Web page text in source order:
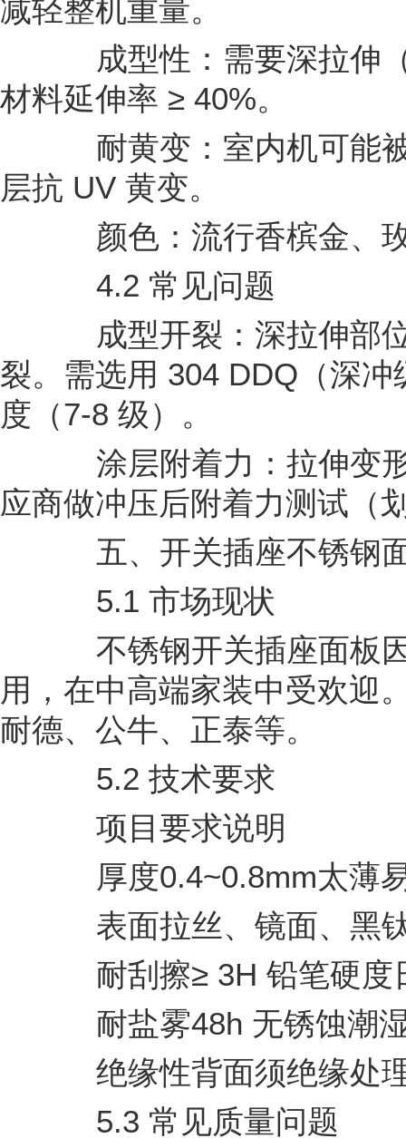
减轻整机重量。
成型性：需要深拉伸（
材料延伸率 ≥ 40%。
耐黄变：室内机可能被
层抗 UV 黄变。
颜色：流行香槟金、玫
4.2 常见问题
成型开裂：深拉伸部位
裂。需选用 304 DDQ（深
度（7-8 级）。
涂层附着力：拉伸变形
应商做冲压后附着力测试（
五、开关插座不锈钢面
5.1 市场现状
不锈钢开关插座面板因
用，在中高端家装中受欢迎
耐德、公牛、正泰等。
5.2 技术要求
项目要求说明
厚度0.4~0.8mm太薄
表面拉丝、镜面、黑钛
耐刮擦≥ 3H 铅笔硬度
耐盐雾48h 无锈蚀潮
绝缘性背面须绝缘处
5.3 常见质量问题